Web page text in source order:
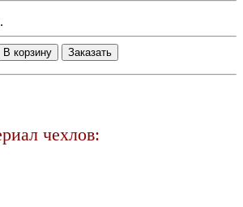
В корзину Заказать
чехлов: